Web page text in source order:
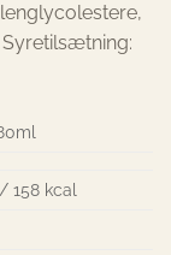
Syretilsætning:
158 kcal